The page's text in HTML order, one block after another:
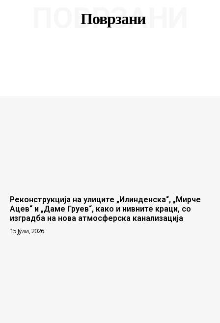
Поврзани
ПОВРЗАНИ
Реконструкција на улиците „Илинденска“, „Мирче
Ацев“ и „Даме Груев“, како и нивните краци, со
изградба на нова атмосферска канализација
15 Јули, 2026